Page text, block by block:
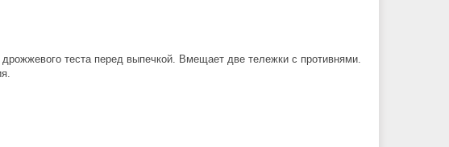
теста перед выпечкой. Вмещает две тележки с противнями.